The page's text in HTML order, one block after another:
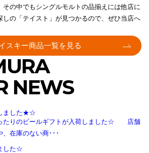
その中でもシングルモルトの品揃えには他店に
しの「テイスト」が見つかるので、ぜひ当店へ
スキー商品一覧を見る
NEWS
ました★☆
たりのビールギフトが入荷しました☆ 店舗
、在庫のない商･･･
した☆